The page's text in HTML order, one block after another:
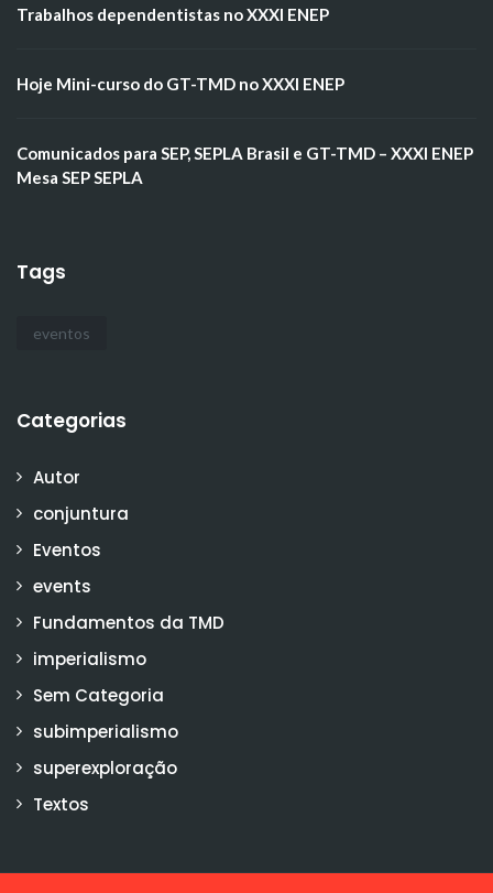
Trabalhos dependentistas no XXXI ENEP
Hoje Mini-curso do GT-TMD no XXXI ENEP
Comunicados para SEP, SEPLA Brasil e GT-TMD – XXXI ENEP
Mesa SEP SEPLA
Tags
eventos
Categorias
Autor
conjuntura
Eventos
events
Fundamentos da TMD
imperialismo
Sem Categoria
subimperialismo
superexploração
Textos